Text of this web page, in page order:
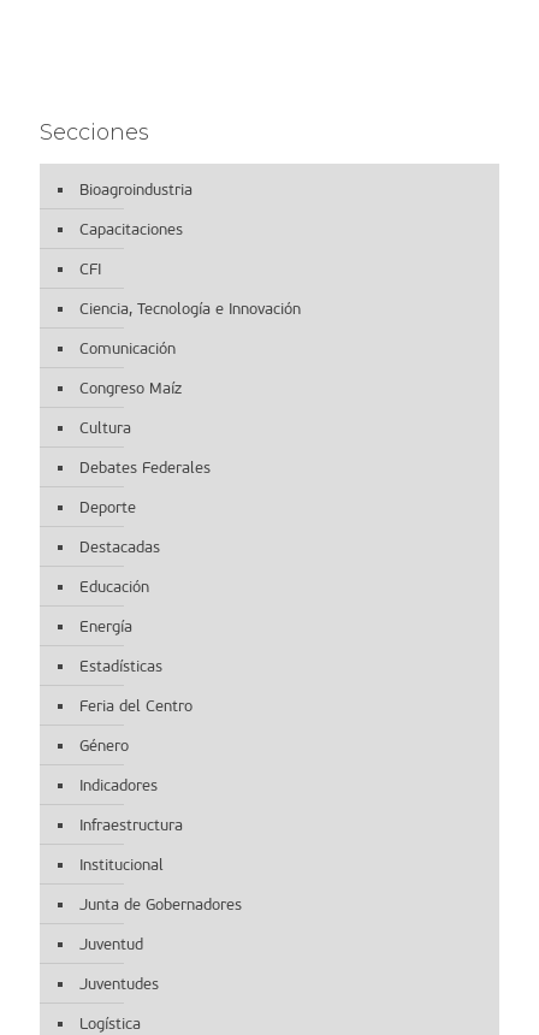
Secciones
Bioagroindustria
Capacitaciones
CFI
Ciencia, Tecnología e Innovación
Comunicación
Congreso Maíz
Cultura
Debates Federales
Deporte
Destacadas
Educación
Energía
Estadísticas
Feria del Centro
Género
Indicadores
Infraestructura
Institucional
Junta de Gobernadores
Juventud
Juventudes
Logística